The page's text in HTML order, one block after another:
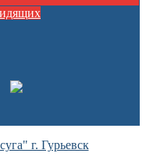
г. Гурьевск